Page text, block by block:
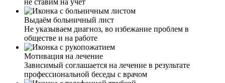
Выдаём больничный лист
Не указываем диагноз, во избежание проблем в
обществе и на работе
Мотивация на лечение
Зависимый соглашается на лечение в результате
профессиональной беседы с врачом